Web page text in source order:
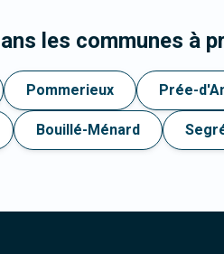
les communes à
Pommerieux Prée-
Bouillé-Ménard